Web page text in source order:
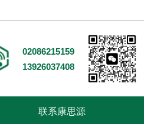
02086215159
13926037408
联系康思源